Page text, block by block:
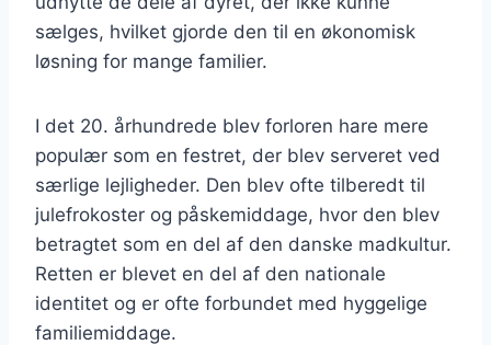
sælges, hvilket gjorde den til en økonomisk
løsning for mange familier.
I det 20. århundrede blev forloren hare mere
populær som en festret, der blev serveret ved
særlige lejligheder. Den blev ofte tilberedt til
julefrokoster og påskemiddage, hvor den blev
betragtet som en del af den danske madkultur.
Retten er blevet en del af den nationale
identitet og er ofte forbundet med hyggelige
familiemiddage.